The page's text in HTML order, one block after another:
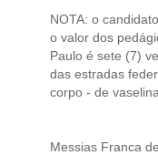
NOTA: o
o valor dos
Paulo é sete (7)
das estradas
corpo - de
Messias Franca